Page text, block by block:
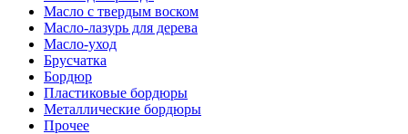
Масло с твердым воском
Масло-лазурь для дерева
Масло-уход
Брусчатка
Бордюр
Пластиковые бордюры
Металлические бордюры
Прочее